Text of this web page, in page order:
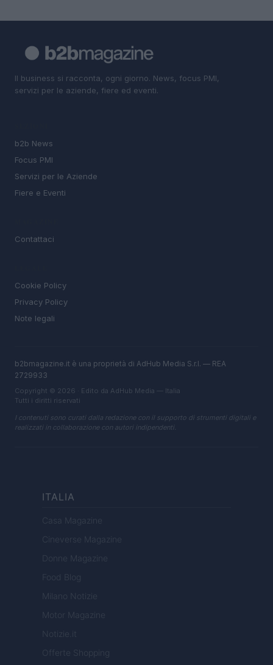
Il business si racconta, ogni giorno. News, focus PMI,
servizi per le aziende, fiere ed eventi.
b2b News
Focus PMI
Servizi per le Aziende
Fiere e Eventi
Contattaci
Cookie Policy
Privacy Policy
Note legali
b2bmagazine.it è una proprietà di AdHub Media S.r.l. — REA
2729933
Copyright © 2026 · Edito da AdHub Media — Italia
Tutti i diritti riservati
I contenuti sono curati dalla redazione con il supporto di strumenti digitali e
realizzati in collaborazione con autori indipendenti.
ITALIA
Casa Magazine
Cineverse Magazine
Donne Magazine
Food Blog
Milano Notizie
Motor Magazine
Notizie.it
Offerte Shopping